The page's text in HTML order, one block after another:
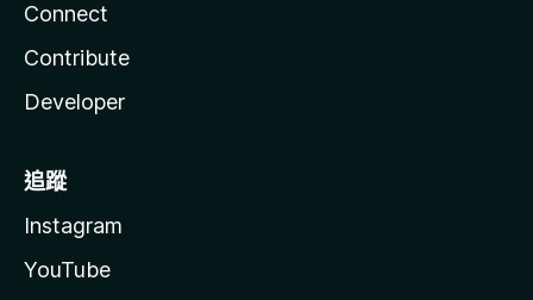
Connect
Contribute
Developer
追蹤
Instagram
YouTube